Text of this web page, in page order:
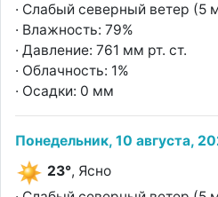
· Слабый северный ветер (5
· Влажность: 79%
· Давление: 761 мм рт. ст.
· Облачность: 1%
· Осадки: 0 мм
Понедельник, 10 августа,
23°, Ясно